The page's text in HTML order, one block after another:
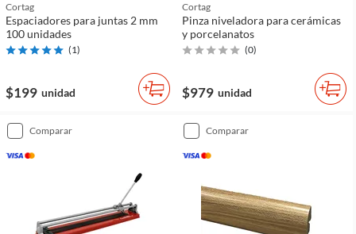
Cortag
Espaciadores para juntas 2 mm
100 unidades
(1)
$199 unidad
Cortag
Pinza niveladora para cerámicas
y porcelanatos
(0)
$979 unidad
comparar comparar